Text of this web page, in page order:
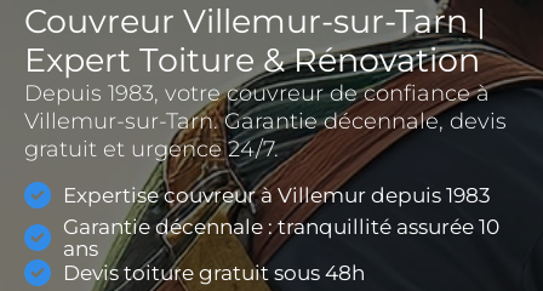
Couvreur Villemur-sur-Tarn |
Expert Toiture & Rénovation
Depuis 1983, votre couvreur de confiance à
Villemur-sur-Tarn. Garantie décennale, devis
gratuit et urgence 24/7.
Expertise couvreur à Villemur depuis 1983
Garantie décennale : tranquillité assurée 10
ans
Devis toiture gratuit sous 48h